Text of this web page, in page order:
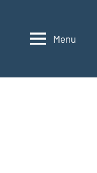
Menu